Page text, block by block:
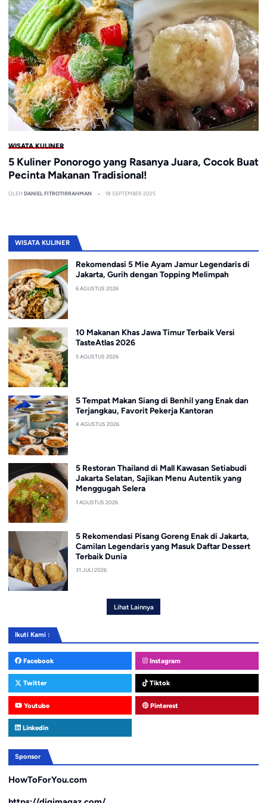
WISATA KULINER
5 Kuliner Ponorogo yang Rasanya Juara, Cocok Buat
Pecinta Makanan Tradisional!
OLEH DANIEL FITROTIRRAHMAN 18 SEPTEMBER 2025
WISATA KULINER
Rekomendasi 5 Mie Ayam Jamur Legendaris di
Jakarta, Gurih dengan Topping Melimpah
6 AGUSTUS 2026
10 Makanan Khas Jawa Timur Terbaik Versi
TasteAtlas 2026
5 AGUSTUS 2026
5 Tempat Makan Siang di Benhil yang Enak dan
Terjangkau, Favorit Pekerja Kantoran
4 AGUSTUS 2026
5 Restoran Thailand di Mall Kawasan Setiabudi
Jakarta Selatan, Sajikan Menu Autentik yang
Menggugah Selera
1 AGUSTUS 2026
5 Rekomendasi Pisang Goreng Enak di Jakarta,
Camilan Legendaris yang Masuk Daftar Dessert
Terbaik Dunia
31 JULI 2026
Lihat Lainnya
Ikuti Kami :
Facebook Instagram
Twitter Tiktok
Youtube Pinterest
Linkedin
Sponsor
HowToForYou.com